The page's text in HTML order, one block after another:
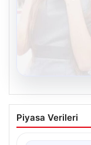
Adresi Ve
Piyasa Verileri